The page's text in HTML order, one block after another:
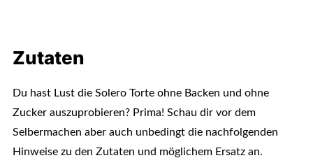
Zutaten
Du hast Lust die Solero Torte ohne Backen und ohne
Zucker auszuprobieren? Prima! Schau dir vor dem
Selbermachen aber auch unbedingt die nachfolgenden
Hinweise zu den Zutaten und möglichem Ersatz an.